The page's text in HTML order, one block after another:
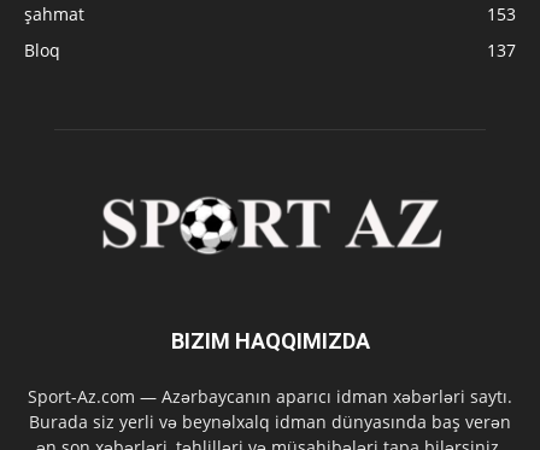
şahmat
153
Bloq
137
BIZIM HAQQIMIZDA
Sport-Az.com — Azərbaycanın aparıcı idman xəbərləri saytı.
Burada siz yerli və beynəlxalq idman dünyasında baş verən